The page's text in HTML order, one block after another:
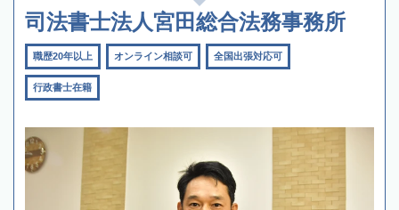
司法書士法人宮田総合法務事務所
職歴20年以上 オンライン相談可 全国出張対応可
行政書士在籍